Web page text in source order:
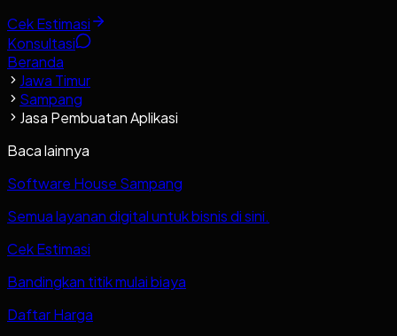
Cek Estimasi
Konsultasi
Beranda
Jawa Timur
Sampang
Jasa Pembuatan Aplikasi
Baca lainnya
Software House Sampang
Semua layanan digital untuk bisnis di sini.
Cek Estimasi
Bandingkan titik mulai biaya
Daftar Harga